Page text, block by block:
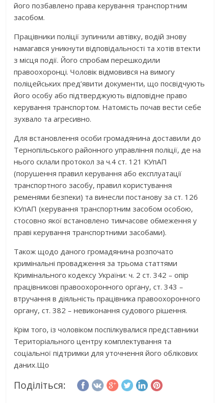
його позбавлено права керування транспортним
засобом.
Працівники поліції зупинили автівку, водій знову
намагався уникнути відповідальності та хотів втекти
з місця події. Його спробам перешкодили
правоохоронці. Чоловік відмовився на вимогу
поліцейських пред’явити документи, що посвідчують
його особу або підтверджують відповідне право
керування транспортом. Натомість почав вести себе
зухвало та агресивно.
Для встановлення особи громадянина доставили до
Тернопільського районного управління поліції, де на
нього склали протокол за ч.4 ст. 121 КУпАП
(порушення правил керування або експлуатації
транспортного засобу, правил користування
ременями безпеки) та винесли постанову за ст. 126
КУпАП (керування транспортним засобом особою,
стосовно якої встановлено тимчасове обмеження у
праві керування транспортними засобами).
Також щодо даного громадянина розпочато
кримінальні провадження за трьома статтями
Кримінального кодексу України: ч. 2 ст. 342 – опір
працівникові правоохоронного органу, ст. 343 –
втручання в діяльність працівника правоохоронного
органу, ст. 382 – невиконання судового рішення.
Крім того, із чоловіком поспілкувалися представники
Територіального центру комплектування та
соціальної підтримки для уточнення його облікових
даних.Що
Поділіться: